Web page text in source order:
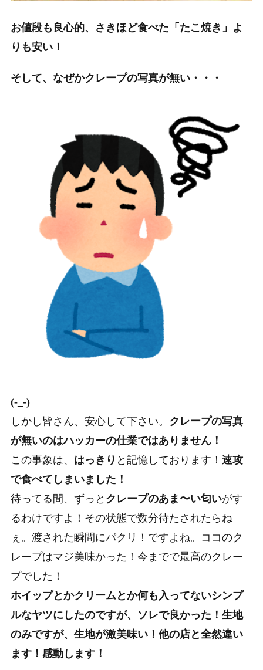
お値段も良心的、さきほど食べた「たこ焼き」よ
りも安い！
そして、なぜかクレープの写真が無い・・・
(-_-)
しかし皆さん、安心して下さい。 クレープの写真
が無いのはハッカーの仕業ではありません！
この事象は、 はっきり と記憶しております！ 速攻
で食べてしまいました！
待ってる間、ずっと クレープのあま〜い匂いがす
るわけですよ！その状態で数分待たされたらね
ぇ。渡された瞬間にパクリ！ですよね。ココのク
レープはマジ美味かった！今までで最高のクレー
プでした！
ホイップとかクリームとか何も入ってないシンプ
ルなヤツにしたのですが、ソレで良かった！生地
のみですが、生地が激美味い！他の店と全然違い
ます！感動します！